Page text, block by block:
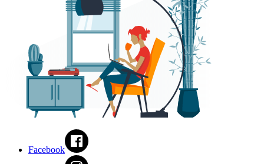
Facebook